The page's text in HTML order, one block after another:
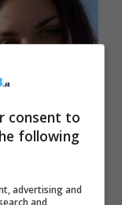
consent to
following
advertising and
and